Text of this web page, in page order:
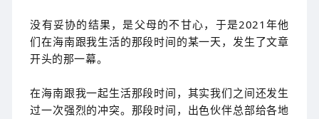
没有妥协的结果，是父母的不甘心，于是2021年他
们在海南跟我生活的那段时间的某一天，发生了文章
开头的那一幕。
在海南跟我一起生活那段时间，其实我们之间还发生
过一次强烈的冲突。那段时间，出色伙伴总部给各地